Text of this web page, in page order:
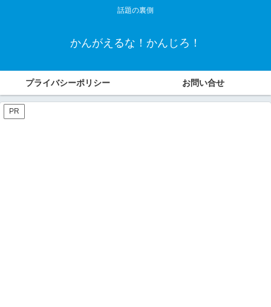
話題の裏側
かんがえるな！かんじろ！
プライバシーポリシー お問い合せ
PR